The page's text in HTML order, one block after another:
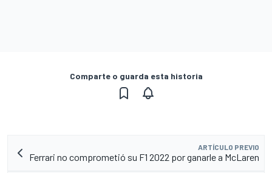
Comparte o guarda esta historia
ARTÍCULO PREVIO
Ferrari no comprometió su F1 2022 por ganarle a McLaren